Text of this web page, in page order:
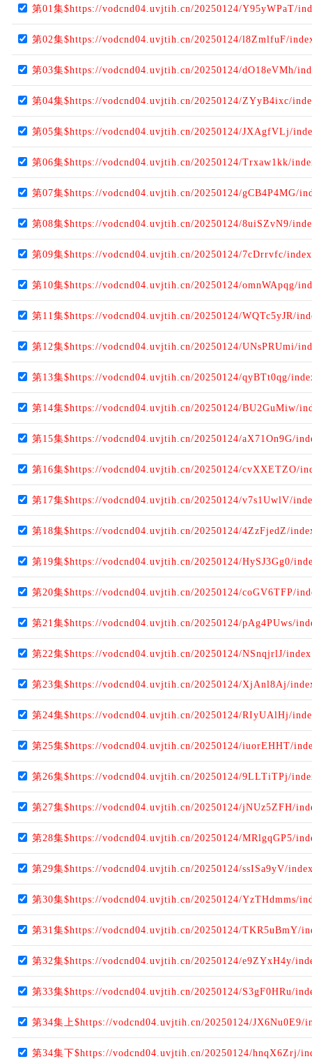
第01集$https://vodcnd04.uvjtih.cn/20250124/Y95yWPaT/
第02集$https://vodcnd04.uvjtih.cn/20250124/l8ZmlfuF/
第03集$https://vodcnd04.uvjtih.cn/20250124/dO18eVMh/
第04集$https://vodcnd04.uvjtih.cn/20250124/ZYyB4ixc/
第05集$https://vodcnd04.uvjtih.cn/20250124/JXAgfVLj/
第06集$https://vodcnd04.uvjtih.cn/20250124/Trxaw1kk/
第07集$https://vodcnd04.uvjtih.cn/20250124/gCB4P4MG/
第08集$https://vodcnd04.uvjtih.cn/20250124/8uiSZvN9/
第09集$https://vodcnd04.uvjtih.cn/20250124/7cDrrvfc/
第10集$https://vodcnd04.uvjtih.cn/20250124/omnWApqg/
第11集$https://vodcnd04.uvjtih.cn/20250124/WQTc5yJR/
第12集$https://vodcnd04.uvjtih.cn/20250124/UNsPRUmi/
第13集$https://vodcnd04.uvjtih.cn/20250124/qyBTt0qg/
第14集$https://vodcnd04.uvjtih.cn/20250124/BU2GuMiw/
第15集$https://vodcnd04.uvjtih.cn/20250124/aX71On9G/
第16集$https://vodcnd04.uvjtih.cn/20250124/cvXXETZO/
第17集$https://vodcnd04.uvjtih.cn/20250124/v7s1UwlV/
第18集$https://vodcnd04.uvjtih.cn/20250124/4ZzFjedZ/
第19集$https://vodcnd04.uvjtih.cn/20250124/HySJ3Gg0/
第20集$https://vodcnd04.uvjtih.cn/20250124/coGV6TFP/
第21集$https://vodcnd04.uvjtih.cn/20250124/pAg4PUws/
第22集$https://vodcnd04.uvjtih.cn/20250124/NSnqjrlJ/
第23集$https://vodcnd04.uvjtih.cn/20250124/XjAnl8Aj/
第24集$https://vodcnd04.uvjtih.cn/20250124/RIyUAlHj/
第25集$https://vodcnd04.uvjtih.cn/20250124/iuorEHHT/
第26集$https://vodcnd04.uvjtih.cn/20250124/9LLTiTPj/
第27集$https://vodcnd04.uvjtih.cn/20250124/jNUz5ZFH/
第28集$https://vodcnd04.uvjtih.cn/20250124/MRlgqGP5/
第29集$https://vodcnd04.uvjtih.cn/20250124/ssISa9yV/
第30集$https://vodcnd04.uvjtih.cn/20250124/YzTHdmms/
第31集$https://vodcnd04.uvjtih.cn/20250124/TKR5uBmY/
第32集$https://vodcnd04.uvjtih.cn/20250124/e9ZYxH4y/
第33集$https://vodcnd04.uvjtih.cn/20250124/S3gF0HRu/
第34集上$https://vodcnd04.uvjtih.cn/20250124/JX6Nu0E9/
第34集下$https://vodcnd04.uvjtih.cn/20250124/hnqX6Zrj/